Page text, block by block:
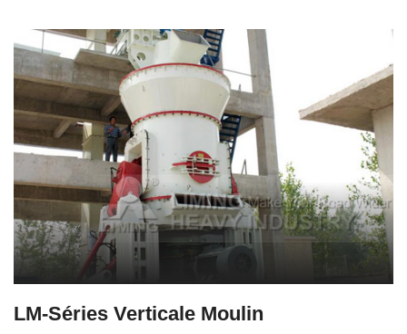
LM-Séries Verticale Moulin